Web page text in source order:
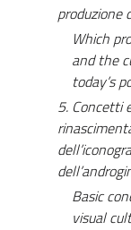
produzione
Which
and the
today’s
5. Concetti
Basic
visual